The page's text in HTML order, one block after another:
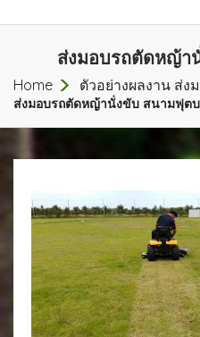
ส่งมอบรถตัดหญ้า
Home ตัวอย่างผลงาน ส่
ส่งมอบรถตัดหญ้านั่งขับ สนามฟุต